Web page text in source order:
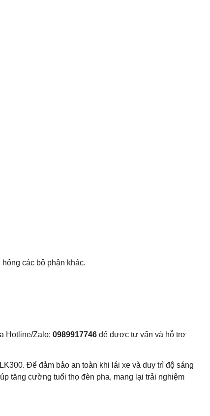
các bộ phận khác.
Hotline/Zalo: 0989917746 để được tư vấn và hỗ trợ
Để đảm bảo an toàn khi lái xe và duy trì độ sáng
tăng cường tuổi thọ đèn pha, mang lại trải nghiệm